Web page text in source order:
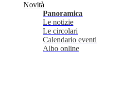
Novità
Panoramica
Le notizie
Le circolari
Calendario eventi
Albo online